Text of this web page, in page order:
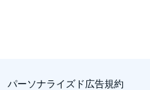
パーソナライズド広告規約